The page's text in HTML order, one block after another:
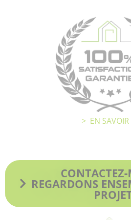
> EN
100'/, SATISFACTION
Conseils
Conforme à vos
REGARDONS